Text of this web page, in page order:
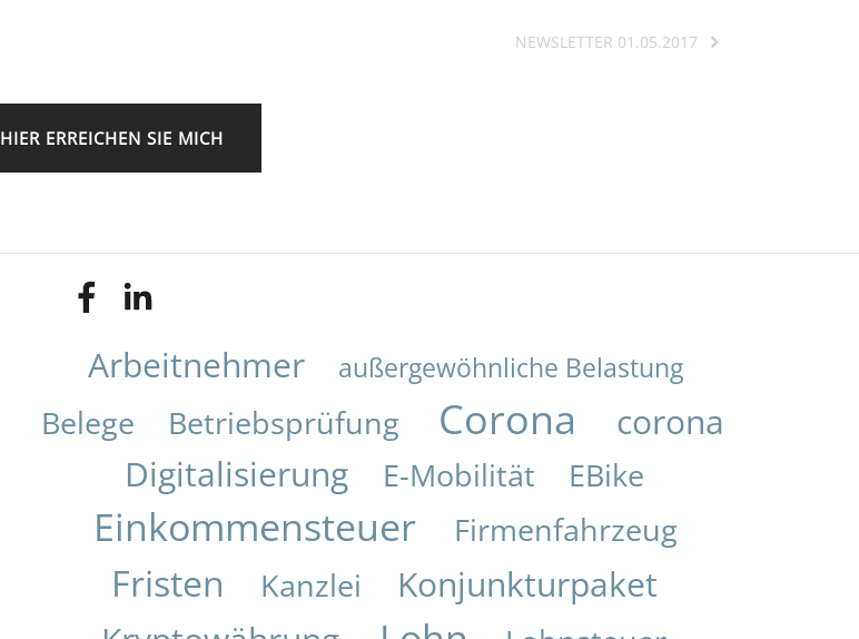
NEWSLETTER 01.05.2017
HIER ERREICHEN SIE MICH
Arbeitnehmer außergewöhnliche Belastung
Belege Betriebsprüfung Corona
corona
Digitalisierung
E-Mobilität EBike
Einkommensteuer Firmenfahrzeug
Fristen Kanzlei
Konjunkturpaket